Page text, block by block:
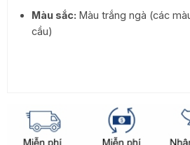
Màu sắc: Màu trắng ngà (các
cầu)